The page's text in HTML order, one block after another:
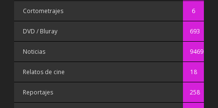
Cortometrajes 6
DVD / Bluray 693
Noticias 9469
Relatos de cine 18
Reportajes 258